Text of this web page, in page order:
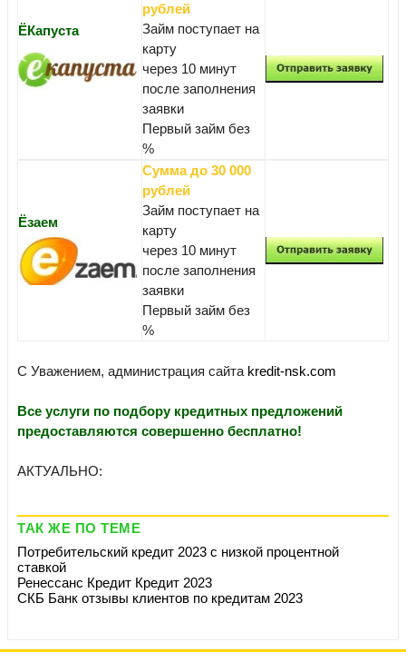
ЁКапуста
рублей
Займ поступает на
карту
через 10 минут
после заполнения
заявки
Первый займ без
%
Ёзаем
Сумма до 30 000
рублей
Займ поступает на
карту
через 10 минут
после заполнения
заявки
Первый займ без
%
С Уважением, администрация сайта kredit-nsk.com
Все услуги по подбору кредитных предложений
предоставляются совершенно бесплатно!
АКТУАЛЬНО:
ТАК ЖЕ ПО ТЕМЕ
Потребительский кредит 2023 с низкой процентной
ставкой
Ренессанс Кредит Кредит 2023
СКБ Банк отзывы клиентов по кредитам 2023